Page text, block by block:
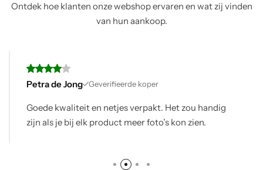
Ontdek hoe klanten onze webshop ervaren en wat zij vinden
van hun aankoop.
de Jong Geverifieerde koper
kwaliteit en netjes verpakt. Het zou handig
als je bij elk product meer foto’s kon zien.